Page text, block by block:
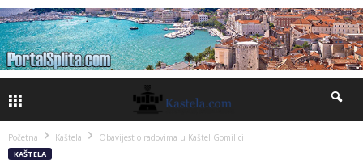
Početna Kaštela Obavijest o radovima u Kaštel Gomilici
KAŠTELA